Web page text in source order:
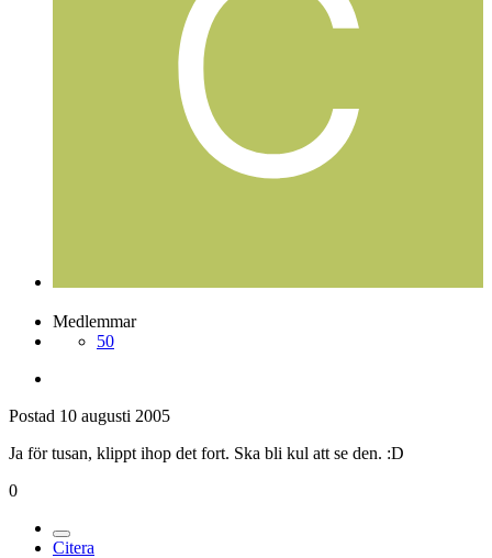
Medlemmar
50
Postad 10 augusti 2005
Ja för tusan, klippt ihop det fort. Ska bli kul att se den. :D
0
Citera